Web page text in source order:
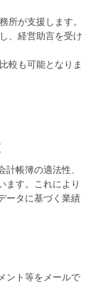
所が支援します。
、経営助言を受け
較も可能となりま
帳簿の適法性、
ます。これにより
ータに基づく業績
ント等をメールで